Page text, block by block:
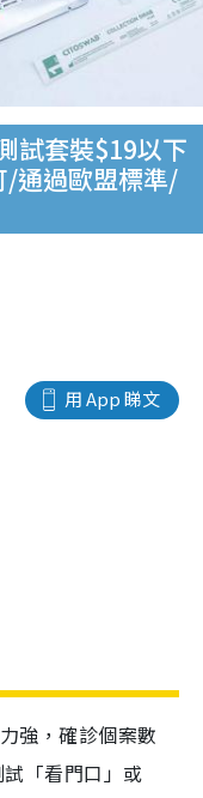
試套裝$19以下
/通過歐盟標準/
用 App 睇文
強，確診個案數
「看門口」或